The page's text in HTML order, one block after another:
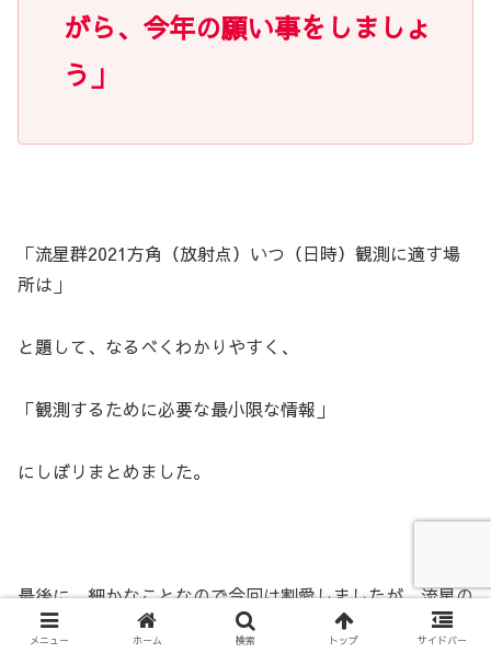
がら、今年の願い事をしましょ
う」
「流星群2021方角（放射点）いつ（日時）観測に適す場
所は」
と題して、なるべくわかりやすく、
「観測するために必要な最小限な情報」
にしぼリまとめました。
最後に、細かなことなので今回は割愛しましたが、流星の
中には、
メニュー ホーム 検索 トップ サイドバー